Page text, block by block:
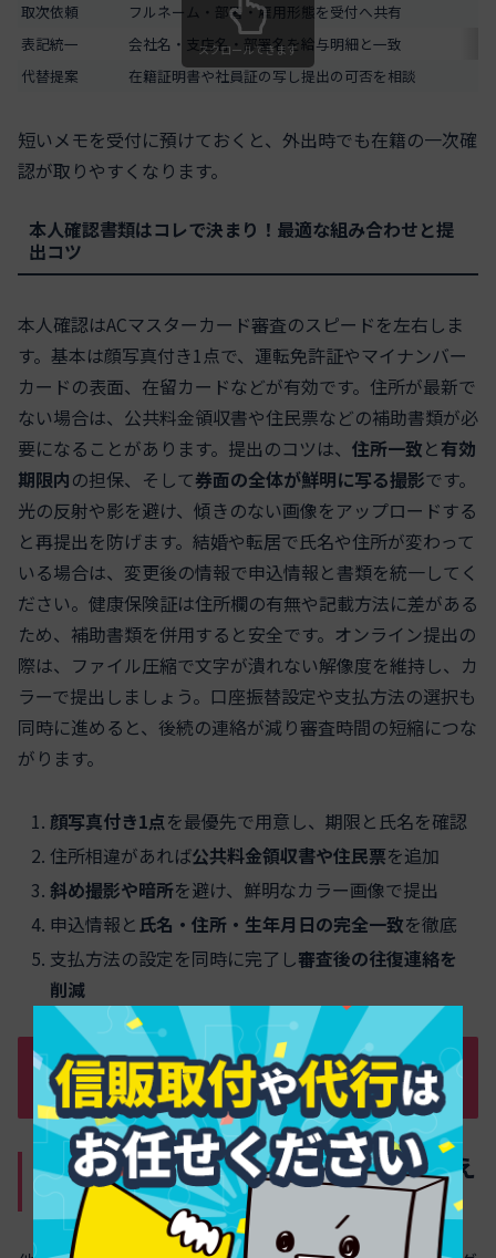
取次依頼
フルネーム・部署・雇用形態を受付へ共有
表記統一
会社名・支店名・部署名を給与明細と一致
代替提案
在籍証明書や社員証の写し提出の可否を相談
スクロールできます
短いメモを受付に預けておくと、外出時でも在籍の一次確
認が取りやすくなります。
本人確認書類はコレで決まり！最適な組み合わせと提
出コツ
本人確認はACマスターカード審査のスピードを左右しま
す。基本は顔写真付き1点で、運転免許証やマイナンバー
カードの表面、在留カードなどが有効です。住所が最新で
ない場合は、公共料金領収書や住民票などの補助書類が必
要になることがあります。提出のコツは、 住所一致と有効
期限内の担保、そして券面の全体が鮮明に写る撮影です。
光の反射や影を避け、傾きのない画像をアップロードする
と再提出を防げます。結婚や転居で氏名や住所が変わって
いる場合は、変更後の情報で申込情報と書類を統一してく
ださい。健康保険証は住所欄の有無や記載方法に差がある
ため、補助書類を併用すると安全です。オンライン提出の
際は、ファイル圧縮で文字が潰れない解像度を維持し、カ
ラーで提出しましょう。口座振替設定や支払方法の選択も
同時に進めると、後続の連絡が減り審査時間の短縮につな
がります。
顔写真付き1点を最優先で用意し、期限と氏名を確認
住所相違があれば公共料金領収書や住民票を追加
斜め撮影や暗所を避け、鮮明なカラー画像で提出
申込情報と氏名・住所・生年月日の完全一致を徹底
支払方法の設定を同時に完了し審査後の往復連絡を
削減
ACマスターカード審査の合否を分ける評
価基準をイメージでつかもう
他社カードやローンの借入が審査に与え
るインパクトを徹底解説